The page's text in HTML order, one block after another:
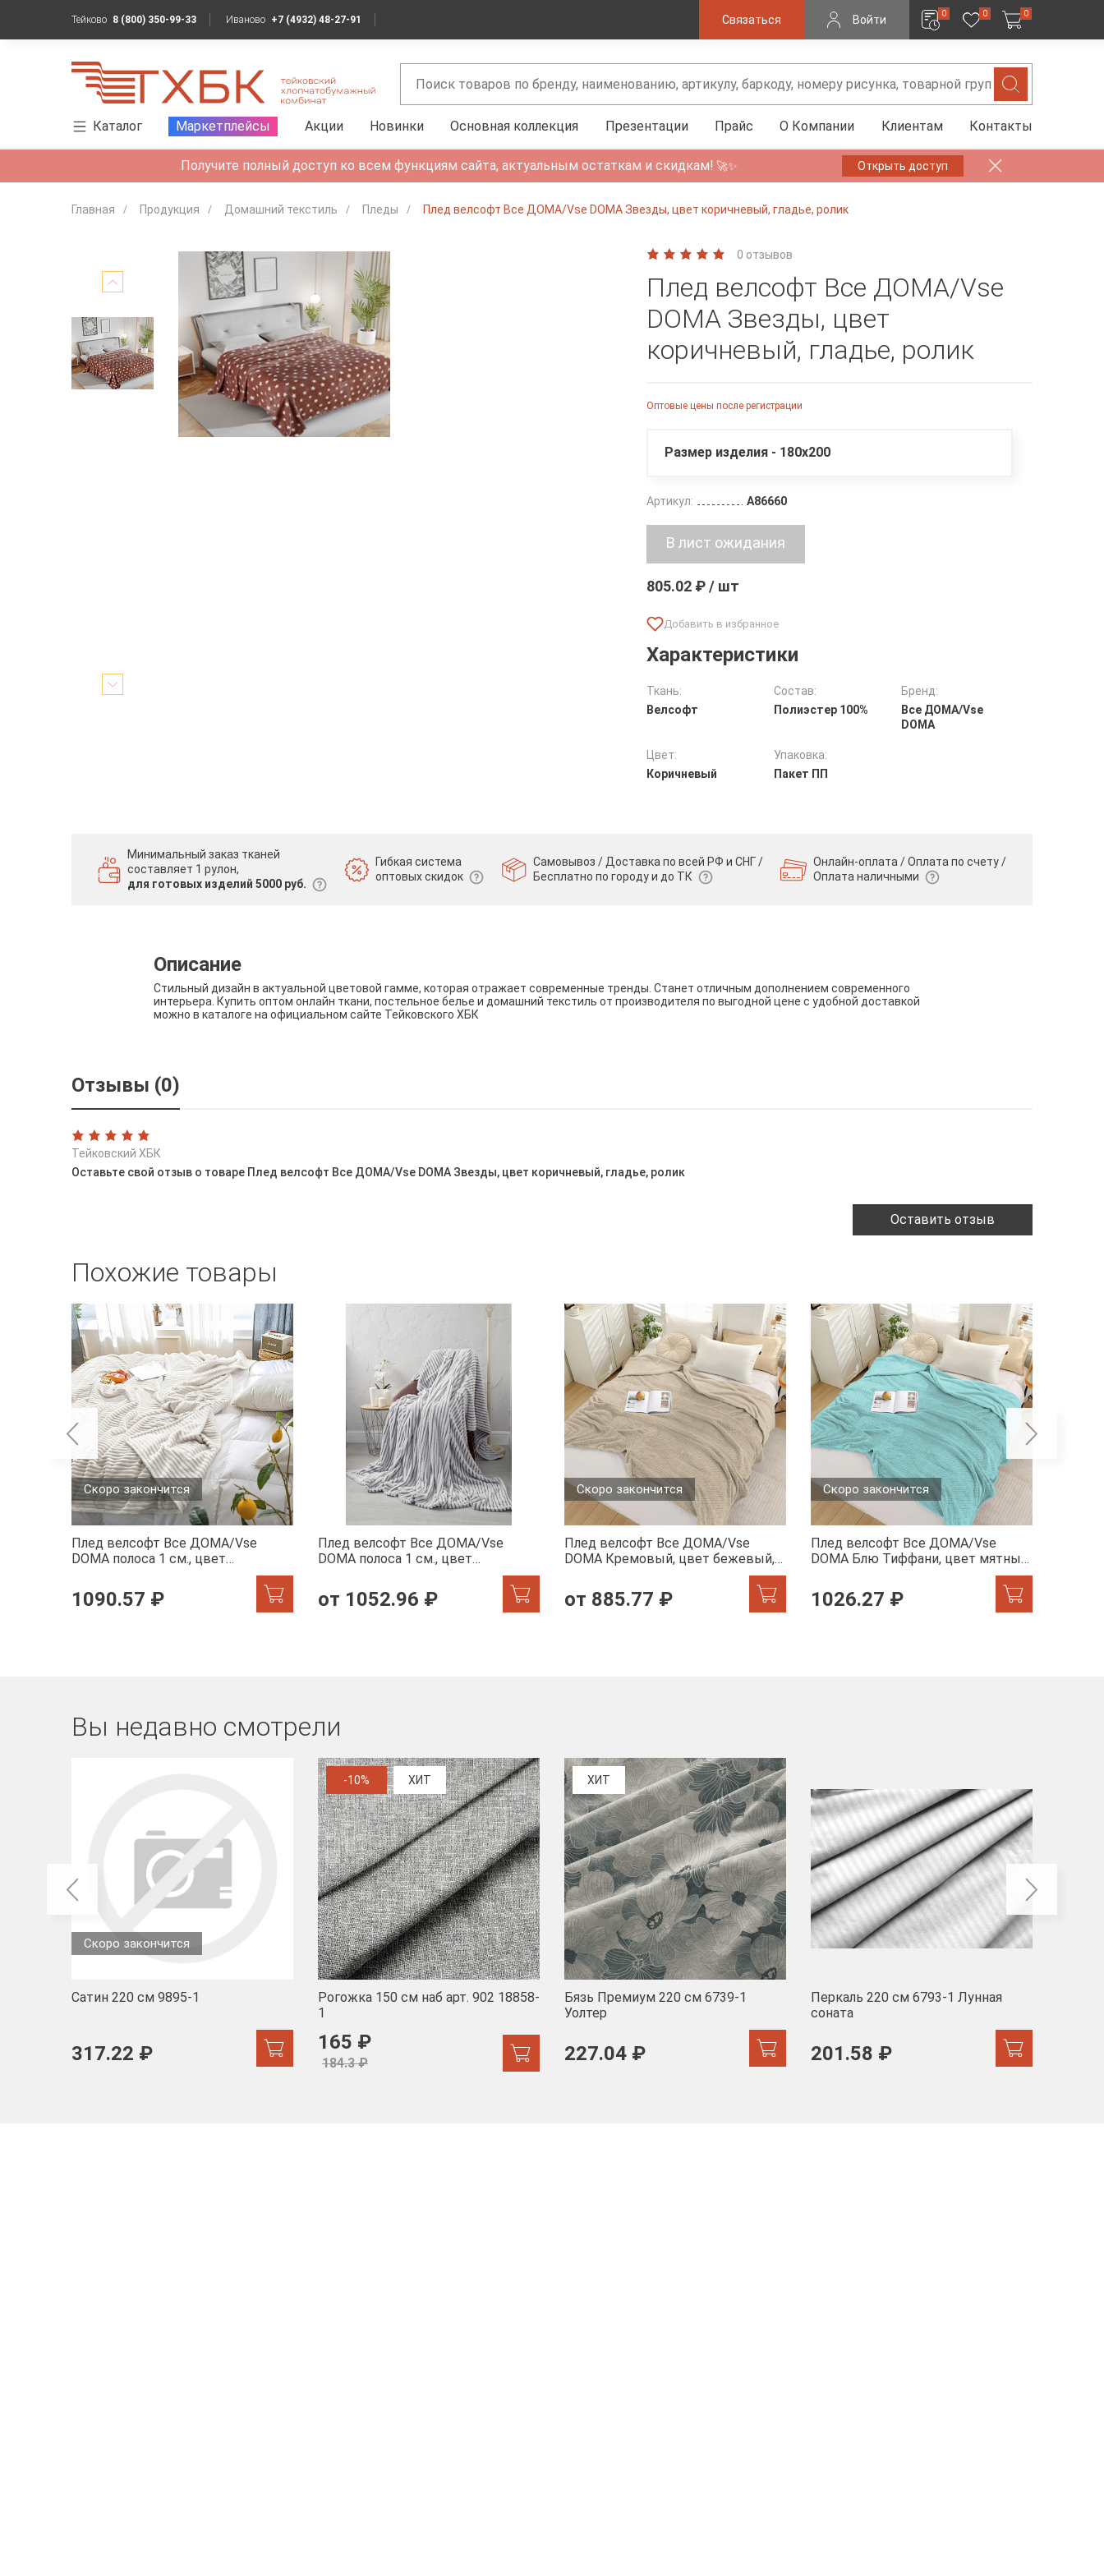
Тейково 8 (800) 350-99-33 Иваново +7 (4932) 48-27-91 Связаться Войти 0 0 0
Каталог Маркетплейсы Акции Новинки Основная коллекция Презентации Прайс О Компании Клиентам Контакты
Получите полный доступ ко всем функциям сайта, актуальным остаткам и скидкам! 🚀✨ Открыть доступ
Главная Продукция Домашний текстиль Пледы Плед велсофт Все ДOMA/Vse DOMA Звезды, цвет коричневый, гладье, ролик
0 отзывов
Плед велсофт Все ДOMA/Vse
DOMA Звезды, цвет
коричневый, гладье, ролик
Оптовые цены после регистрации
Размер изделия - 180х200
Артикул: A86660
805.02 ₽ / шт
Характеристики
Ткань:
Велсофт
Состав:
Полиэстер 100%
Бренд:
Все ДOMA/Vse
DOMA
Цвет:
Коричневый
Упаковка:
Пакет ПП
Минимальный заказ тканей
составляет 1 рулон,
для готовых изделий 5000 руб.
Гибкая система
оптовых скидок
Самовывоз / Доставка по всей РФ и СНГ /
Бесплатно по городу и до ТК
Онлайн-оплата / Оплата по счету /
Оплата наличными
Описание
Стильный дизайн в актуальной цветовой гамме, которая отражает современные тренды. Станет отличным дополнением современного
интерьера. Купить оптом онлайн ткани, постельное белье и домашний текстиль от производителя по выгодной цене с удобной доставкой
можно в каталоге на официальном сайте Тейковского ХБК
Отзывы (0)
Тейковский ХБК
Оставьте свой отзыв о товаре Плед велсофт Все ДOMA/Vse DOMA Звезды, цвет коричневый, гладье, ролик
Оставить отзыв
Похожие товары
Скоро закончится
Плед велсофт Все ДOMA/Vse
DOMA полоса 1 см., цвет
1090.57 ₽
Плед велсофт Все ДOMA/Vse
DOMA полоса 1 см., цвет
от 1052.96 ₽
Скоро закончится
Плед велсофт Все ДOMA/Vse
DOMA Кремовый, цвет бежевый,
от 885.77 ₽
Скоро закончится
Плед велсофт Все ДOMA/Vse
DOMA Блю Тиффани, цвет мятный,
1026.27 ₽
Вы недавно смотрели
Скоро закончится
Сатин 220 см 9895-1
317.22 ₽
-10% ХИТ
Рогожка 150 см наб арт. 902 18858-
1
165 ₽
184.3 ₽
ХИТ
Бязь Премиум 220 см 6739-1
Уолтер
227.04 ₽
Перкаль 220 см 6793-1 Лунная
соната
201.58 ₽